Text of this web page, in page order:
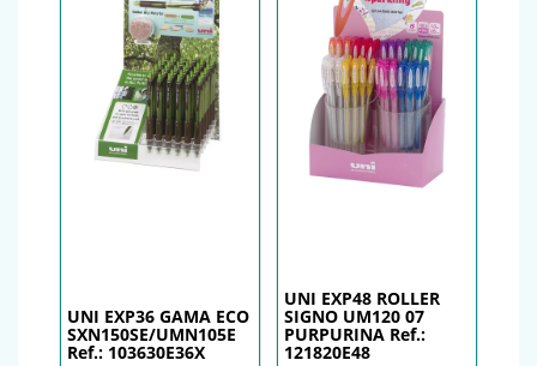
UNI EXP36 GAMA ECO
SXN150SE/UMN105E
Ref.: 103630E36X
UNI EXP48 ROLLER
SIGNO UM120 07
PURPURINA Ref.:
121820E48